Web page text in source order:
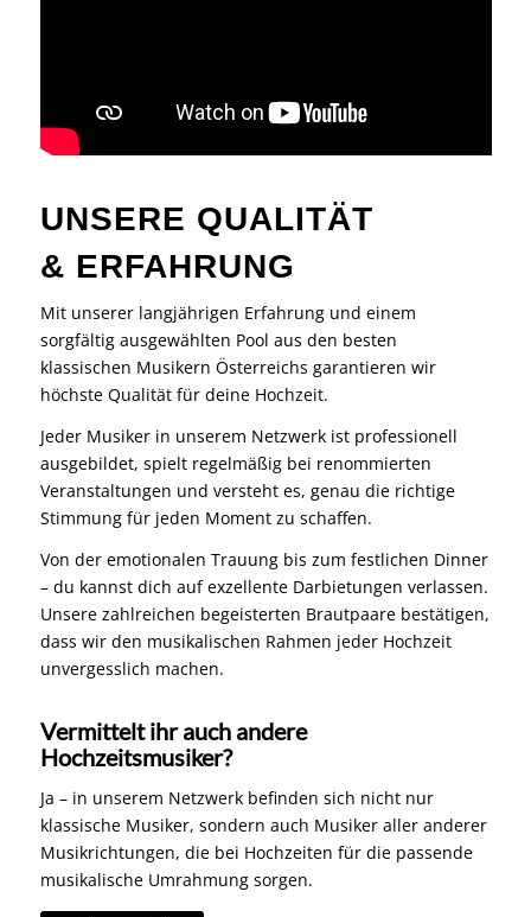
UNSERE QUALITÄT
& ERFAHRUNG
Mit unserer langjährigen Erfahrung und einem
sorgfältig ausgewählten Pool aus den besten
klassischen Musikern Österreichs garantieren wir
höchste Qualität für deine Hochzeit.
Jeder Musiker in unserem Netzwerk ist professionell
ausgebildet, spielt regelmäßig bei renommierten
Veranstaltungen und versteht es, genau die richtige
Stimmung für jeden Moment zu schaffen.
Von der emotionalen Trauung bis zum festlichen Dinner
– du kannst dich auf exzellente Darbietungen verlassen.
Unsere zahlreichen begeisterten Brautpaare bestätigen,
dass wir den musikalischen Rahmen jeder Hochzeit
unvergesslich machen.
Vermittelt ihr auch andere
Hochzeitsmusiker?
Ja – in unserem Netzwerk befinden sich nicht nur
klassische Musiker, sondern auch Musiker aller anderer
Musikrichtungen, die bei Hochzeiten für die passende
musikalische Umrahmung sorgen.